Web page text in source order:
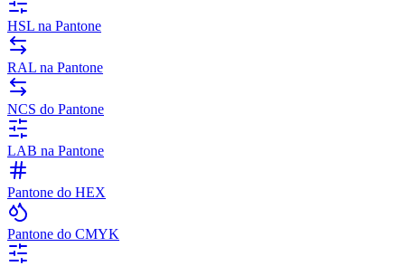
HSL na Pantone
RAL na Pantone
NCS do Pantone
LAB na Pantone
Pantone do HEX
Pantone do CMYK